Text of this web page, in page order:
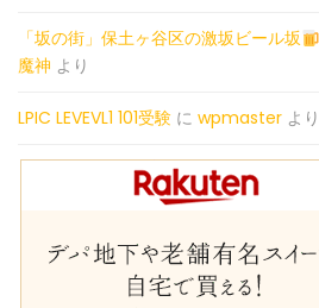
「坂の街」保土ヶ谷区の激坂ビール坂
魔神 より
LPIC LEVEVL1 101受験 に wpmaster より